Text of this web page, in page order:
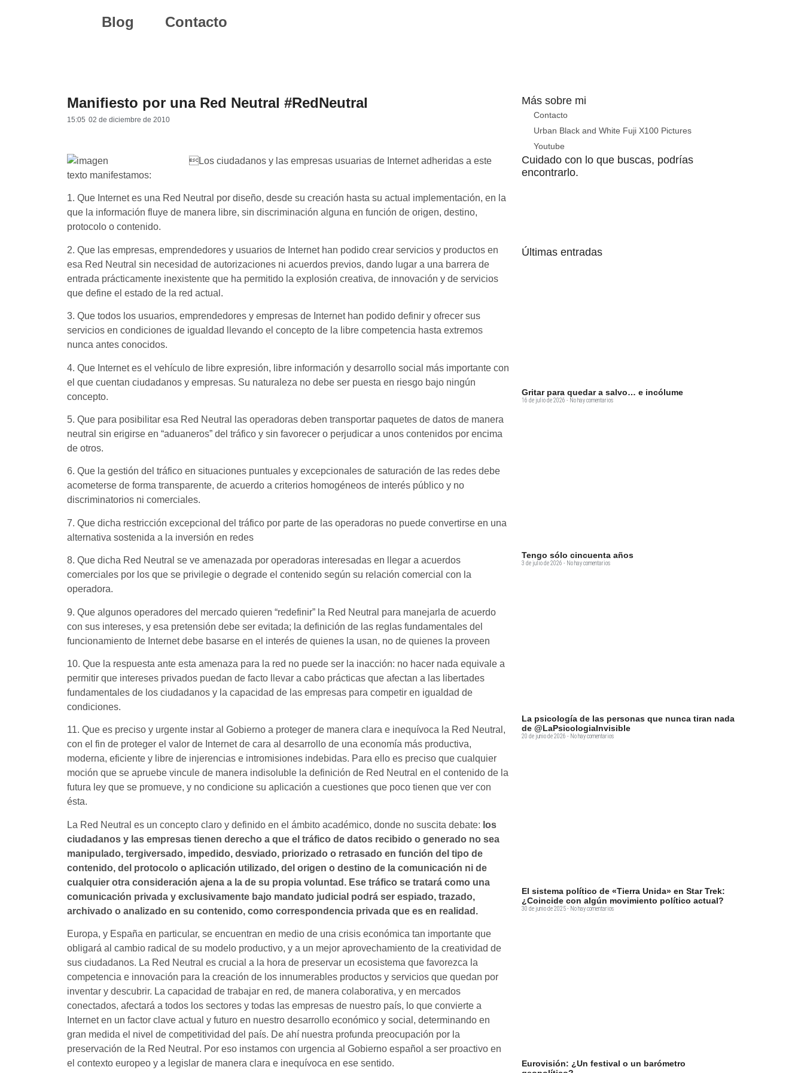
Blog Contacto
Manifiesto por una Red Neutral #RedNeutral
15:05 02 de diciembre de 2010
Los ciudadanos y las empresas usuarias de Internet adheridas a este
texto manifestamos:
1. Que Internet es una Red Neutral por diseño, desde su creación hasta su actual implementación, en la
que la información fluye de manera libre, sin discriminación alguna en función de origen, destino,
protocolo o contenido.
2. Que las empresas, emprendedores y usuarios de Internet han podido crear servicios y productos en
esa Red Neutral sin necesidad de autorizaciones ni acuerdos previos, dando lugar a una barrera de
entrada prácticamente inexistente que ha permitido la explosión creativa, de innovación y de servicios
que define el estado de la red actual.
3. Que todos los usuarios, emprendedores y empresas de Internet han podido definir y ofrecer sus
servicios en condiciones de igualdad llevando el concepto de la libre competencia hasta extremos
nunca antes conocidos.
4. Que Internet es el vehículo de libre expresión, libre información y desarrollo social más importante con
el que cuentan ciudadanos y empresas. Su naturaleza no debe ser puesta en riesgo bajo ningún
concepto.
5. Que para posibilitar esa Red Neutral las operadoras deben transportar paquetes de datos de manera
neutral sin erigirse en “aduaneros” del tráfico y sin favorecer o perjudicar a unos contenidos por encima
de otros.
6. Que la gestión del tráfico en situaciones puntuales y excepcionales de saturación de las redes debe
acometerse de forma transparente, de acuerdo a criterios homogéneos de interés público y no
discriminatorios ni comerciales.
7. Que dicha restricción excepcional del tráfico por parte de las operadoras no puede convertirse en una
alternativa sostenida a la inversión en redes
8. Que dicha Red Neutral se ve amenazada por operadoras interesadas en llegar a acuerdos
comerciales por los que se privilegie o degrade el contenido según su relación comercial con la
operadora.
9. Que algunos operadores del mercado quieren “redefinir” la Red Neutral para manejarla de acuerdo
con sus intereses, y esa pretensión debe ser evitada; la definición de las reglas fundamentales del
funcionamiento de Internet debe basarse en el interés de quienes la usan, no de quienes la proveen
10. Que la respuesta ante esta amenaza para la red no puede ser la inacción: no hacer nada equivale a
permitir que intereses privados puedan de facto llevar a cabo prácticas que afectan a las libertades
fundamentales de los ciudadanos y la capacidad de las empresas para competir en igualdad de
condiciones.
11. Que es preciso y urgente instar al Gobierno a proteger de manera clara e inequívoca la Red Neutral,
con el fin de proteger el valor de Internet de cara al desarrollo de una economía más productiva,
moderna, eficiente y libre de injerencias e intromisiones indebidas. Para ello es preciso que cualquier
moción que se apruebe vincule de manera indisoluble la definición de Red Neutral en el contenido de la
futura ley que se promueve, y no condicione su aplicación a cuestiones que poco tienen que ver con
ésta.
La Red Neutral es un concepto claro y definido en el ámbito académico, donde no suscita debate: los
ciudadanos y las empresas tienen derecho a que el tráfico de datos recibido o generado no sea
manipulado, tergiversado, impedido, desviado, priorizado o retrasado en función del tipo de
contenido, del protocolo o aplicación utilizado, del origen o destino de la comunicación ni de
cualquier otra consideración ajena a la de su propia voluntad. Ese tráfico se tratará como una
comunicación privada y exclusivamente bajo mandato judicial podrá ser espiado, trazado,
archivado o analizado en su contenido, como correspondencia privada que es en realidad.
Europa, y España en particular, se encuentran en medio de una crisis económica tan importante que
obligará al cambio radical de su modelo productivo, y a un mejor aprovechamiento de la creatividad de
sus ciudadanos. La Red Neutral es crucial a la hora de preservar un ecosistema que favorezca la
competencia e innovación para la creación de los innumerables productos y servicios que quedan por
inventar y descubrir. La capacidad de trabajar en red, de manera colaborativa, y en mercados
conectados, afectará a todos los sectores y todas las empresas de nuestro país, lo que convierte a
Internet en un factor clave actual y futuro en nuestro desarrollo económico y social, determinando en
gran medida el nivel de competitividad del país. De ahí nuestra profunda preocupación por la
preservación de la Red Neutral. Por eso instamos con urgencia al Gobierno español a ser proactivo en
el contexto europeo y a legislar de manera clara e inequívoca en ese sentido.
Más sobre mi
Contacto
Urban Black and White Fuji X100 Pictures
Youtube
Cuidado con lo que buscas, podrías
encontrarlo.
Últimas entradas
Gritar para quedar a salvo… e incólume
16 de julio de 2026 No hay comentarios
Tengo sólo cincuenta años
3 de julio de 2026 No hay comentarios
La psicología de las personas que nunca tiran nada
de @LaPsicologiaInvisible
20 de junio de 2026 No hay comentarios
El sistema político de «Tierra Unida» en Star Trek:
¿Coincide con algún movimiento político actual?
30 de junio de 2025 No hay comentarios
Eurovisión: ¿Un festival o un barómetro